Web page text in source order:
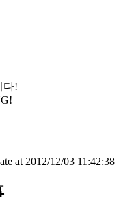
다!
at 2012/12/03 11:42:38